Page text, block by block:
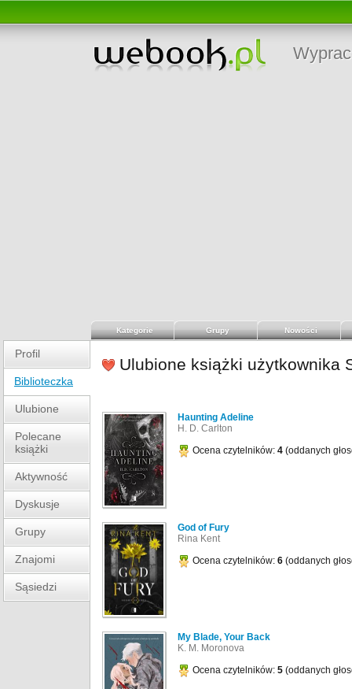
Kategorie Grupy Nowości
Profil
Biblioteczka
Ulubione
Polecane
książki
Aktywność
Dyskusje
Grupy
Znajomi
Sąsiedzi
Ulubione książki użytkownika
Haunting Adeline
H. D. Carlton
Ocena czytelników: 4 (oddanych
God of Fury
Rina Kent
Ocena czytelników: 6 (oddanych
My Blade, Your Back
K. M. Moronova
Ocena czytelników: 5 (oddanych